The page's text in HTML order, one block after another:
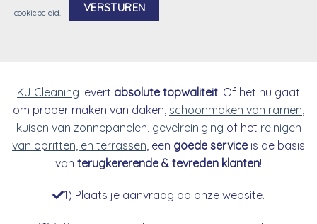
cookiebeleid.
KJ Cleaning levert absolute topwaliteit. Of het nu gaat
om proper maken van daken, schoonmaken van ramen
kuisen van zonnepanelen gevelreiniging of het reinigen
van opritten, en terrassen , een goede serviceis de basis
van terugkererende & tevreden klanten!
1) Plaats je aanvraag op onze website.